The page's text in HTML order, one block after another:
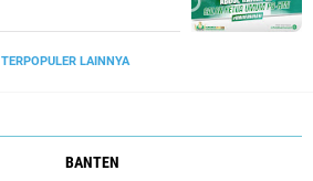
TERPOPULER LAINNYA
BANTEN